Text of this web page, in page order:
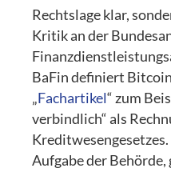
Rechtslage klar,
Kritik an der
BaFin definiert
„Fachartikel“ zum
verbindlich“ als
Aufgabe der Behörde,